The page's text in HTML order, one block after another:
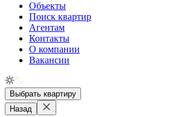
Объекты
Поиск квартир
Агентам
Контакты
О компании
Вакансии
Выбрать квартиру
Назад